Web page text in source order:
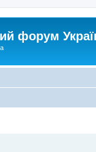
форум